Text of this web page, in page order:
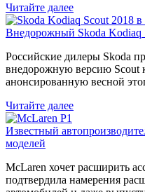
Читайте далее
Внедорожный Skoda Kodiaq
Российские дилеры Skoda
внедорожную версию Scout
анонсированную весной
Читайте далее
Известный
моделей
McLaren хочет расширить
подтвердила намерения